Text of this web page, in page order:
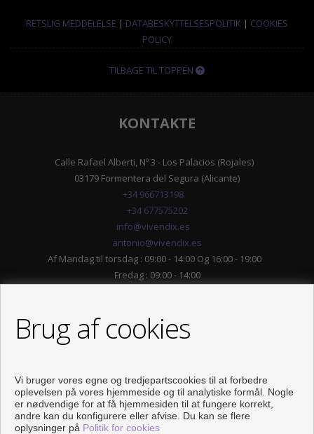
RETSLIG MEDDELELSE | DATABESKYTTELSESPOLITIK | COOKIES
POLICY
TILBAGE TIL TOPPEN
KONTAKTE
Calle Rafael Alberti, Nº 3 - Los Palacios (Rojales)
03179 Formentera del Segura (Alicante)
+34 966713198
+34 677575202
info@vivendix.es
antonio@vivendix.es
Af Mandag til torsdag : 09:00 - 14:00 Og 16:00 - 19:00
Fredag : 09:00 - 14:00
Brug af cookies
Vi bruger vores egne og tredjepartscookies til at forbedre
oplevelsen på vores hjemmeside og til analytiske formål. Nogle
er nødvendige for at få hjemmesiden til at fungere korrekt,
andre kan du konfigurere eller afvise. Du kan se flere
oplysninger på Politik for cookies